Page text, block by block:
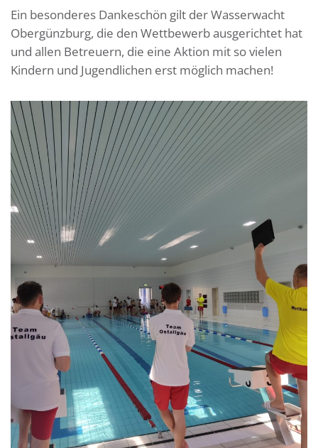
Ein besonderes Dankeschön gilt der Wasserwacht
Obergünzburg, die den Wettbewerb ausgerichtet hat
und allen Betreuern, die eine Aktion mit so vielen
Kindern und Jugendlichen erst möglich machen!